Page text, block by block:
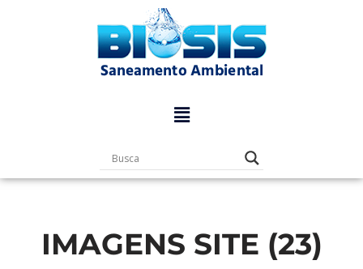
IMAGENS SITE (23)